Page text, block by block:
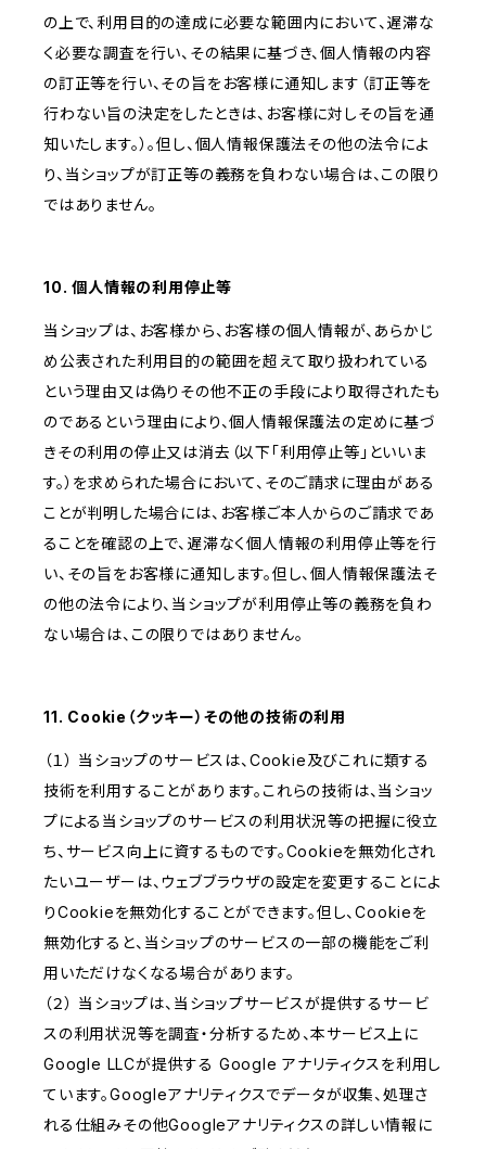
の上で、利用目的の達成に必要な範囲内において、遅滞な
く必要な調査を行い、その結果に基づき、個人情報の内容
の訂正等を行い、その旨をお客様に通知します（訂正等を
行わない旨の決定をしたときは、お客様に対しその旨を通
知いたします。）。但し、個人情報保護法その他の法令によ
り、当ショップが訂正等の義務を負わない場合は、この限り
ではありません。
10. 個人情報の利用停止等
当ショップは、お客様から、お客様の個人情報が、あらかじ
め公表された利用目的の範囲を超えて取り扱われている
という理由又は偽りその他不正の手段により取得されたも
のであるという理由により、個人情報保護法の定めに基づ
きその利用の停止又は消去（以下「利用停止等」といいま
す。）を求められた場合において、そのご請求に理由がある
ことが判明した場合には、お客様ご本人からのご請求であ
ることを確認の上で、遅滞なく個人情報の利用停止等を行
い、その旨をお客様に通知します。但し、個人情報保護法そ
の他の法令により、当ショップが利用停止等の義務を負わ
ない場合は、この限りではありません。
11. Cookie（クッキー）その他の技術の利用
（１） 当ショップのサービスは、Cookie及びこれに類する
技術を利用することがあります。これらの技術は、当ショッ
プによる当ショップのサービスの利用状況等の把握に役立
ち、サービス向上に資するものです。Cookieを無効化され
たいユーザーは、ウェブブラウザの設定を変更することによ
りCookieを無効化することができます。但し、Cookieを
無効化すると、当ショップのサービスの一部の機能をご利
用いただけなくなる場合があります。
（２） 当ショップは、当ショップサービスが提供するサービ
スの利用状況等を調査・分析するため、本サービス上に
Google LLCが提供する Google アナリティクスを利用し
ています。Googleアナリティクスでデータが収集、処理さ
れる仕組みその他Googleアナリティクスの詳しい情報に